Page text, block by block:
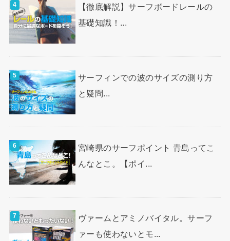
【徹底解説】サーフボードレールの
基礎知識！...
サーフィンでの波のサイズの測り方
と疑問...
宮崎県のサーフポイント 青島ってこ
んなとこ。【ポイ...
ヴァームとアミノバイタル。サーフ
ァーも使わないとモ...